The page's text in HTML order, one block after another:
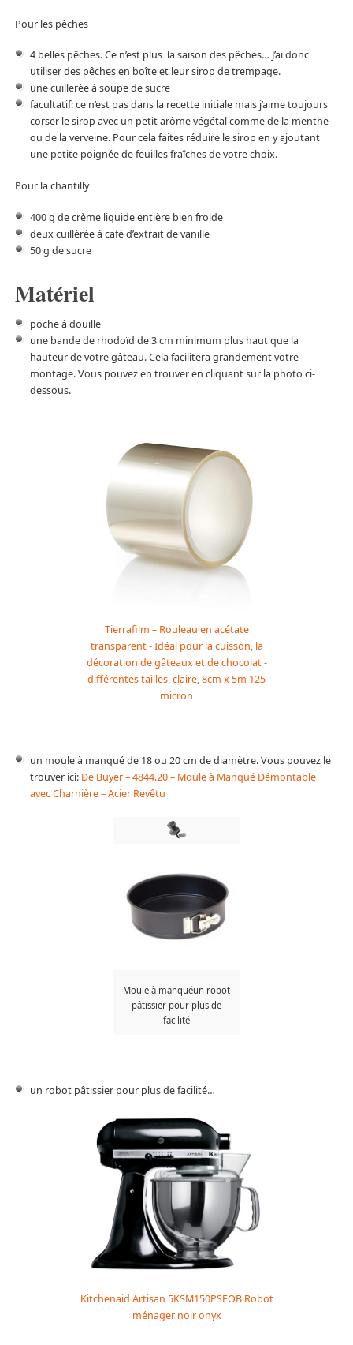
Pour les pêches
4 belles pêches. Ce n’est plus la saison des pêches… J’ai donc
utiliser des pêches en boîte et leur sirop de trempage.
une cuillerée à soupe de sucre
facultatif: ce n’est pas dans la recette initiale mais j’aime toujours
corser le sirop avec un petit arôme végétal comme de la menthe
ou de la verveine. Pour cela faites réduire le sirop en y ajoutant
une petite poignée de feuilles fraîches de votre choix.
Pour la chantilly
400 g de crème liquide entière bien froide
deux cuillérée à café d’extrait de vanille
50 g de sucre
Matériel
poche à douille
une bande de rhodoïd de 3 cm minimum plus haut que la
hauteur de votre gâteau. Cela facilitera grandement votre
montage. Vous pouvez en trouver en cliquant sur la photo ci-
dessous.
Tierrafilm – Rouleau en acétate
transparent - Idéal pour la cuisson, la
décoration de gâteaux et de chocolat -
différentes tailles, claire, 8cm x 5m 125
micron
un moule à manqué de 18 ou 20 cm de diamètre. Vous pouvez le
trouver ici: De Buyer – 4844.20 – Moule à Manqué Démontable
avec Charnière – Acier Revêtu
Moule à manquéun robot
pâtissier pour plus de
facilité
un robot pâtissier pour plus de facilité…
Kitchenaid Artisan 5KSM150PSEOB Robot
ménager noir onyx